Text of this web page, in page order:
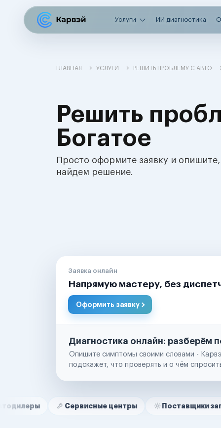
Услуги ИИ диагностика
ГЛАВНАЯ УСЛУГИ РЕШИТЬ ПРОБЛЕМУ С АВТО
Решить
Богатое
Просто оформите заявку и
найдем решение.
Заявка онлайн
Напрямую мастеру, без
Оформить заявку
Диагностика онлайн: разберём
Опишите симптомы своими словами -
подскажет, что проверять и о чём
Нам доверяют
Сервисные центры Поставщики запчастей
Маркетплейсы